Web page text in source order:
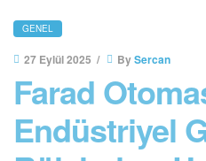
GENEL
27 Eylül 2025 BySercan
Farad
Endüstriyel